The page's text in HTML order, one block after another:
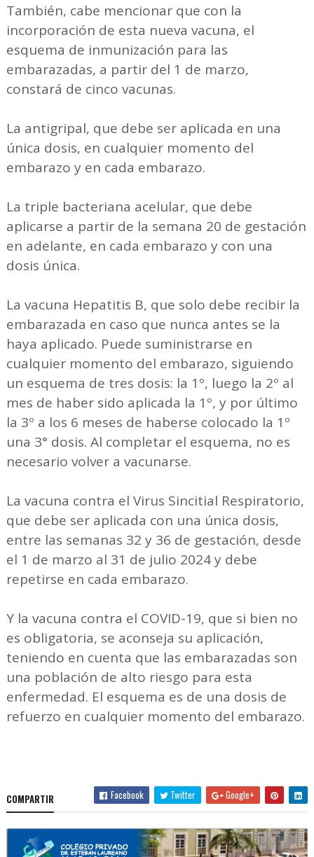
También, cabe mencionar que con la
incorporación de esta nueva vacuna, el
esquema de inmunización para las
embarazadas, a partir del 1 de marzo,
constará de cinco vacunas.
La antigripal, que debe ser aplicada en una
única dosis, en cualquier momento del
embarazo y en cada embarazo.
La triple bacteriana acelular, que debe
aplicarse a partir de la semana 20 de gestación
en adelante, en cada embarazo y con una
dosis única.
La vacuna Hepatitis B, que solo debe recibir la
embarazada en caso que nunca antes se la
haya aplicado. Puede suministrarse en
cualquier momento del embarazo, siguiendo
un esquema de tres dosis: la 1º, luego la 2º al
mes de haber sido aplicada la 1º, y por último
la 3º a los 6 meses de haberse colocado la 1º
una 3° dosis. Al completar el esquema, no es
necesario volver a vacunarse.
La vacuna contra el Virus Sincitial Respiratorio,
que debe ser aplicada con una única dosis,
entre las semanas 32 y 36 de gestación, desde
el 1 de marzo al 31 de julio 2024 y debe
repetirse en cada embarazo.
Y la vacuna contra el COVID-19, que si bien no
es obligatoria, se aconseja su aplicación,
teniendo en cuenta que las embarazadas son
una población de alto riesgo para esta
enfermedad. El esquema es de una dosis de
refuerzo en cualquier momento del embarazo.
COMPARTIR Facebook Twitter Google+